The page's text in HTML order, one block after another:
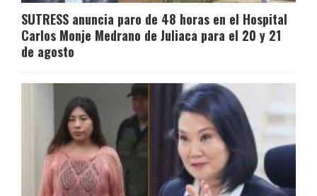
SUTRESS anuncia paro de 48 horas en el Hospital
Carlos Monje Medrano de Juliaca para el 20 y 21
de agosto